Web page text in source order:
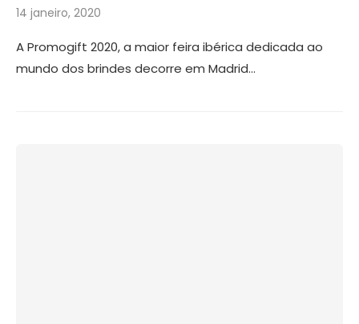
14 janeiro, 2020
A Promogift 2020, a maior feira ibérica dedicada ao
mundo dos brindes decorre em Madrid…